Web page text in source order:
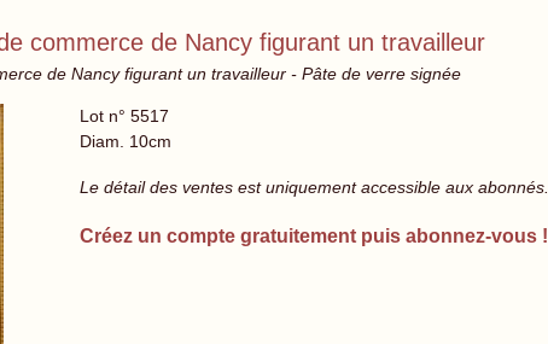
commerce de Nancy figurant un travailleur
de Nancy figurant un travailleur - Pâte de verre signée
Lot n° 5517
Diam. 10cm
Le détail des ventes est uniquement accessible aux abonnés.
Créez un compte gratuitement puis abonnez-vous !